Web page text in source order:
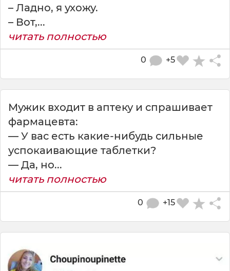
– Ладно, я ухожу.
– Вот,...
читать полностью
+5
0
Мужик входит в аптеку и спрашивает
фармацевта:
— У вас есть какие-нибудь сильные
успокаивающие таблетки?
— Да, но...
читать полностью
+15
0